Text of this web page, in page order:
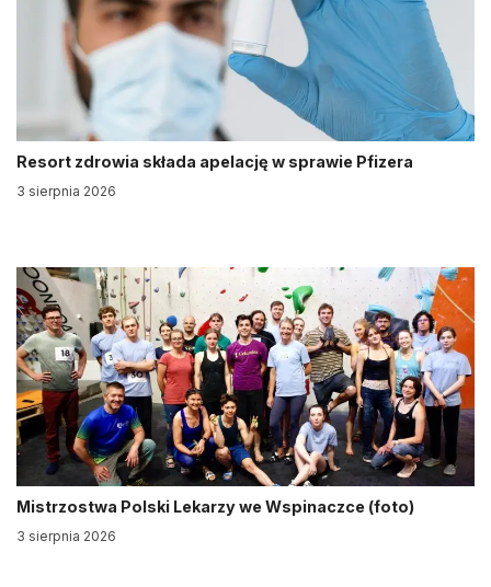
Resort zdrowia składa apelację w sprawie Pfizera
3 sierpnia 2026
Mistrzostwa Polski Lekarzy we Wspinaczce (foto)
3 sierpnia 2026